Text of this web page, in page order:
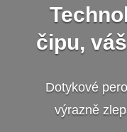
čipu,
Dotykové
výrazně